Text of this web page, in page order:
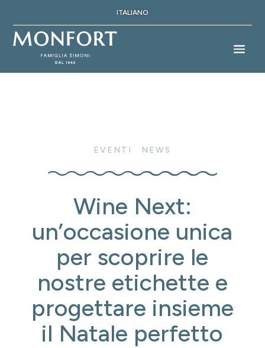
ITALIANO
EVENTI NEWS
Wine Next:
un’occasione unica
per scoprire le
nostre etichette e
progettare insieme
il Natale perfetto